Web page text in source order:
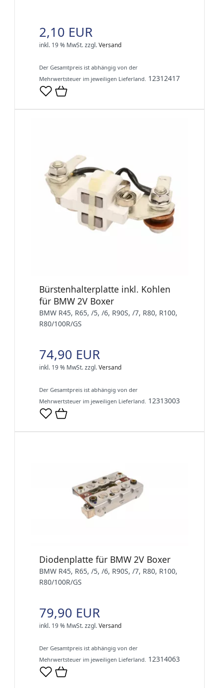
2,10 EUR
inkl. 19 % MwSt.zzgl.Versand
Der Gesamtpreis ist abhängig von der
Mehrwertsteuer im jeweiligen Lieferland. 12312417
Bürstenhalterplatte inkl. Kohlen
für BMW 2V Boxer
BMW R45, R65, /5, /6, R90S, /7, R80, R100,
R80/100R/GS
74,90 EUR
inkl. 19 % MwSt.zzgl.Versand
Der Gesamtpreis ist abhängig von der
Mehrwertsteuer im jeweiligen Lieferland. 12313003
Diodenplatte für BMW 2V Boxer
BMW R45, R65, /5, /6, R90S, /7, R80, R100,
R80/100R/GS
79,90 EUR
inkl. 19 % MwSt.zzgl.Versand
Der Gesamtpreis ist abhängig von der
Mehrwertsteuer im jeweiligen Lieferland. 12314063